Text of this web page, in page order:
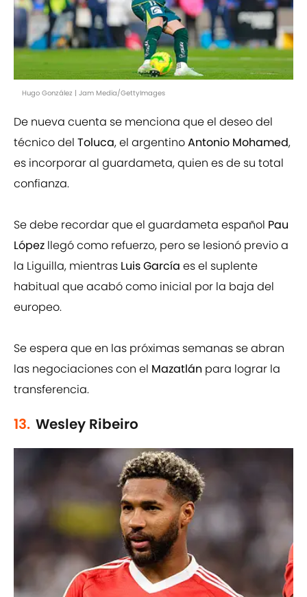
Hugo González | Jam Media/GettyImages
De nueva cuenta se menciona que el deseo del
técnico del Toluca, el argentinoAntonio Mohamed,
es incorporar al guardameta, quien es de su total
confianza.
Se debe recordar que el guardameta español Pau
López llegó como refuerzo, pero se lesionó previo a
la Liguilla, mientras Luis García es el suplente
habitual que acabó como inicial por la baja del
europeo.
Se espera que en las próximas semanas se abran
las negociaciones con el Mazatlán para lograr la
transferencia.
13. Wesley Ribeiro